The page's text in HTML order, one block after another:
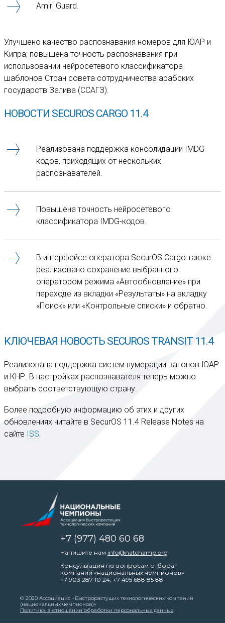
Amiri Guard.
Улучшено качество распознавания номеров для ЮАР и
Кипра; повышена точность распознавания при
использовании нейросетевого классификатора
шаблонов Стран совета сотрудничества арабских
государств Залива (ССАГЗ).
НОВОСТИ SECUROS CARGO 11.4
Реализована поддержка консолидации IMDG-
кодов, приходящих от нескольких
распознавателей.
Повышена точность нейросетевого
классификатора IMDG-кодов.
В интерфейсе оператора SecurOS Cargo также
реализовано сохранение выбранного
оператором режима «Автообновление» при
переходе из вкладки «Результаты» на вкладку
«Поиск» или «Контрольные списки» и обратно.
КЛЮЧЕВАЯ НОВОСТЬ SECUROS TRANSIT 11.4
Реализована поддержка систем нумерации вагонов ЮАР
и КНР. В настройках распознавателя теперь можно
выбрать соответствующую страну.
Более подробную информацию об этих и других
обновлениях читайте в SecurOS 11.4 Release Notes на
сайте ISS
+7 (977) 480 60 68
Напишите нам info@natchamp.org
Консультация по вопросам отбора
компаний «национальных чемпионов»
+7 903 287 10 24 +7 495 688 85 88
© 2020 Ассоциация «Быстрорастущих технологических компаний
(национальных чемпионов)»
Политика в отношении обработки персональных данных